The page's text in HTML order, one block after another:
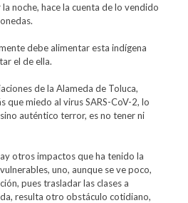
noche, hace la cuenta de lo vendido
debe alimentar esta indígena
el de ella.
de la Alameda de Toluca,
que miedo al virus SARS-CoV-2, lo
auténtico terror, es no tener ni
otros impactos que ha tenido la
uno, aunque se ve poco,
pues trasladar las clases a
resulta otro obstáculo cotidiano,